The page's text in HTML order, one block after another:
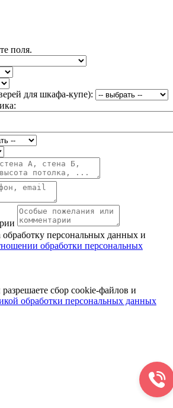
поля.
для шкафа-купе):
обработку персональных данных и
обработки персональных
сбор cookie-файлов и
обработки персональных данных